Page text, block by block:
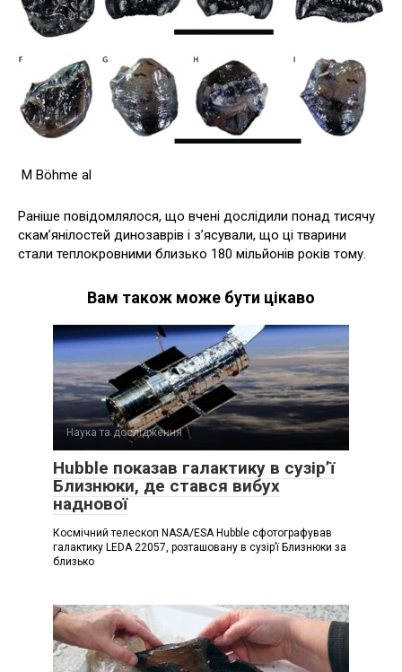
M Böhme al
Раніше повідомлялося, що вчені дослідили понад тисячу
скам’янілостей динозаврів і з’ясували, що ці тварини
стали теплокровними близько 180 мільйонів років тому.
Вам також може бути цікаво
Наука та дослідження
Hubble показав галактику в сузір’ї
Близнюки, де стався вибух
наднової
Космічний телескоп NASA/ESA Hubble сфотографував
галактику LEDA 22057, розташовану в сузір’ї Близнюки за
близько